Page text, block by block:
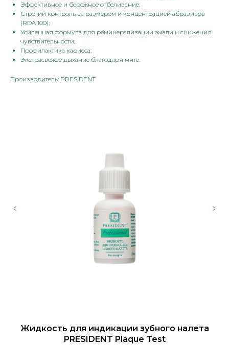
Эффективное и бережное отбеливание;
Строгий контроль за размером и концентрацией абразивов
(RDA 100);
Усиленная формула для реминерализации эмали и снижения
чувствительности;
Профилактика кариеса;
Экстрасвежее дыхание благодаря мяте.
Производитель: PRESIDENT
Жидкость для индикации зубного налета
PRESIDENT Plaque Test